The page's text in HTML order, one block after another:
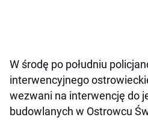
W środę po południu
interwencyjnego
wezwani na interwencję do
budowlanych w Ostrowcu